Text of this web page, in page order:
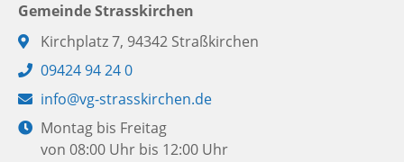
Gemeinde Strasskirchen
Adresse:
Kirchplatz 7, 94342 Straßkirchen
Telefon:
09424 94 24 0
E-
Mail:
info@vg-strasskirchen.de
Öffnungszeiten:
Montag bis Freitag
von 08:00 Uhr bis 12:00 Uhr